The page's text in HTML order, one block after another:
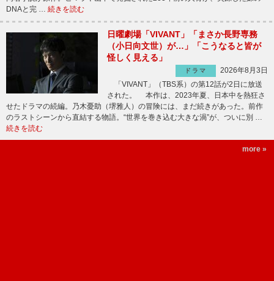
DNAと完 … 続きを読む
日曜劇場「VIVANT」「まさか長野専務
（小日向文世）が…」「こうなると皆が
怪しく見える」
ドラマ
2026年8月3日
「VIVANT」（TBS系）の第12話が2日に放送
された。 本作は、2023年夏、日本中を熱狂さ
せたドラマの続編。乃木憂助（堺雅人）の冒険には、まだ続きがあった。前作
のラストシーンから直結する物語。“世界を巻き込む大きな渦”が、ついに別 …
続きを読む
more »